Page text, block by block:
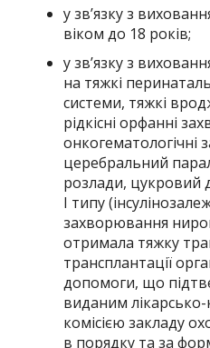
у зв’язку з
віком до 18 років;
у зв’язку з
на тяжкі
системи, тяжкі
рідкісні орфанні
онкогематологічні
церебральний
розлади, цукровий
I типу
захворювання
отримала тяжку
трансплантації
допомоги, що
виданим
комісією закладу
в порядку та за